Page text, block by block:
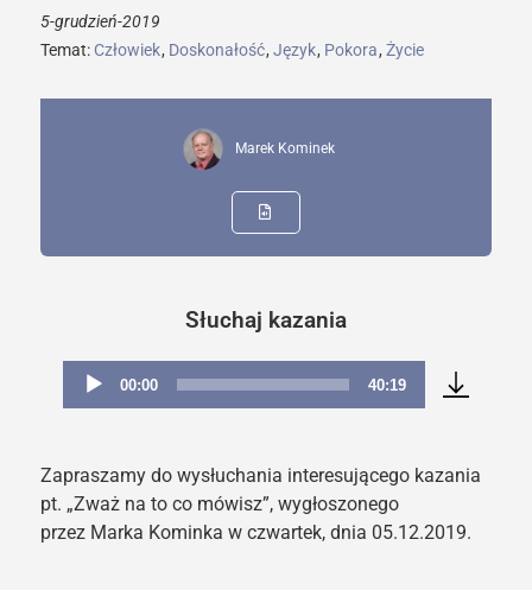
5-grudzień-2019
Temat: Człowiek, Doskonałość, Język, Pokora, Życie
Marek Kominek
Słuchaj kazania
Odtwarzacz
00:00 40:19
Zapraszamy do wysłuchania interesującego kazania
pt. „Zważ na to co mówisz”, wygłoszonego
przez Marka Kominka w czwartek, dnia 05.12.2019.